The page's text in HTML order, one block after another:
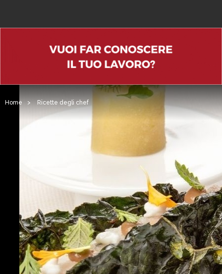
Home > Ricette degli chef